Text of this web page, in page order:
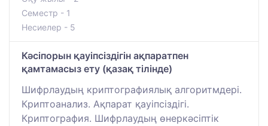
Семестр - 1
Несиелер - 5
Кәсіпорын қауіпсіздігін ақпаратпен
қамтамасыз ету (қазақ тілінде)
Шифрлаудың криптографиялық алгоритмдері.
Криптоанализ. Ақпарат қауіпсіздігі.
Криптография. Шифрлаудың өнеркәсіптік